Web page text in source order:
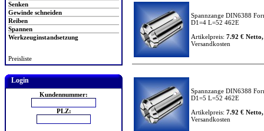
Senken
Gewinde schneiden
Reiben
Spannen
Werkzeuginstandsetzung
Preisliste
Login
Kundennummer:
PLZ:
Spannzange DIN6388
D1=4 L=52 462E
Artikelpreis: 7.92 €
Versandkosten
Spannzange DIN6388
D1=5 L=52 462E
Artikelpreis: 7.92 €
Versandkosten